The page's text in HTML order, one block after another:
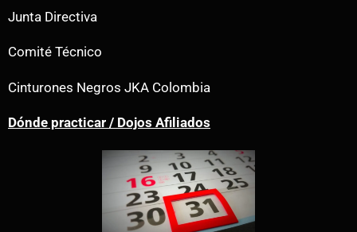
Junta Directiva
Comité Técnico
Cinturones Negros JKA Colombia
Dónde practicar / Dojos Afiliados